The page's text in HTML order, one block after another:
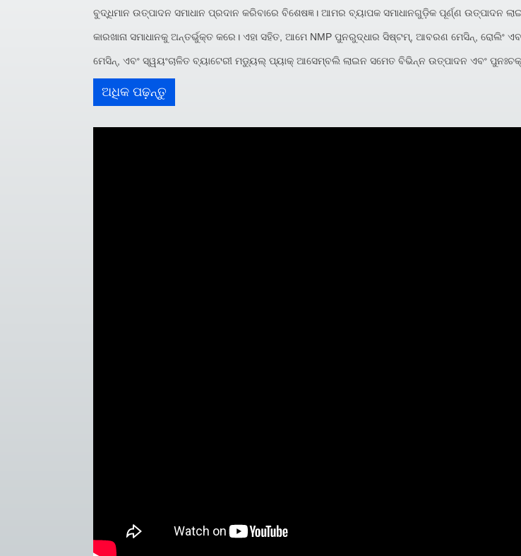
ବୁଦ୍ଧିମାନ ଉତ୍ପାଦନ ସମାଧାନ ପ୍ରଦାନ କରିବାରେ ବିଶେଷଜ୍ଞ। ଆମର ବ୍ୟାପକ ସମାଧାନଗୁଡ଼ିକ ପୂର୍ଣ୍ଣ ଉତ୍ପାଦନ
କାରଖାନା ସମାଧାନକୁ ଅନ୍ତର୍ଭୁକ୍ତ କରେ। ଏହା ସହିତ, ଆମେ NMP ପୁନରୁଦ୍ଧାର ସିଷ୍ଟମ୍, ଆବରଣ ମେସିନ୍,
ମେସିନ୍, ଏବଂ ସ୍ୱୟଂଚାଳିତ ବ୍ୟାଟେରୀ ମଡ୍ୟୁଲ୍ ପ୍ୟାକ୍ ଆସେମ୍ବଲି ଲାଇନ ସମେତ ବିଭିନ୍ନ ଉତ୍ପାଦନ ଏବଂ
ଅଧିକ ପଢ଼ନ୍ତୁ